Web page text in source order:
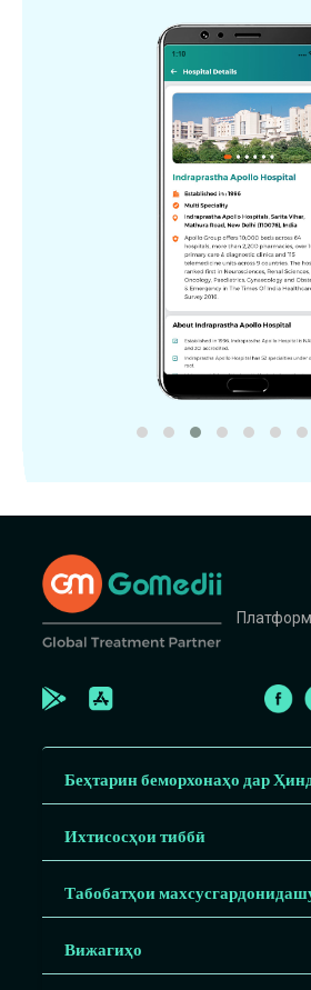
Беҳтарин беморхонаҳо дар
Ихтисосҳои тиббӣ
Табобатҳои
Вижагиҳо